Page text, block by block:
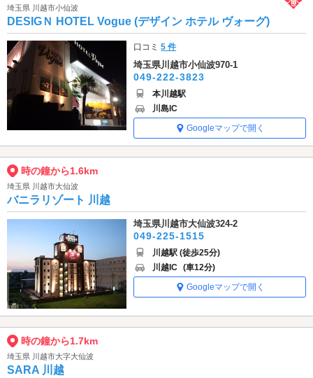
埼玉県 川越市小仙波
DESIGＮ HOTEL Vogue (デザイン ホテル ヴォーグ)
口コミ5 件
埼玉県川越市小仙波970-1
049-222-3823
本川越駅
川島IC
Googleマップで開く
時の鐘から1.6km
埼玉県 川越市大仙波
バニラリゾート 川越
埼玉県川越市大仙波324-2
049-225-1515
川越駅 (徒歩25分)
川越IC (車12分)
Googleマップで開く
時の鐘から1.7km
埼玉県 川越市大字大仙波
SARA 川越